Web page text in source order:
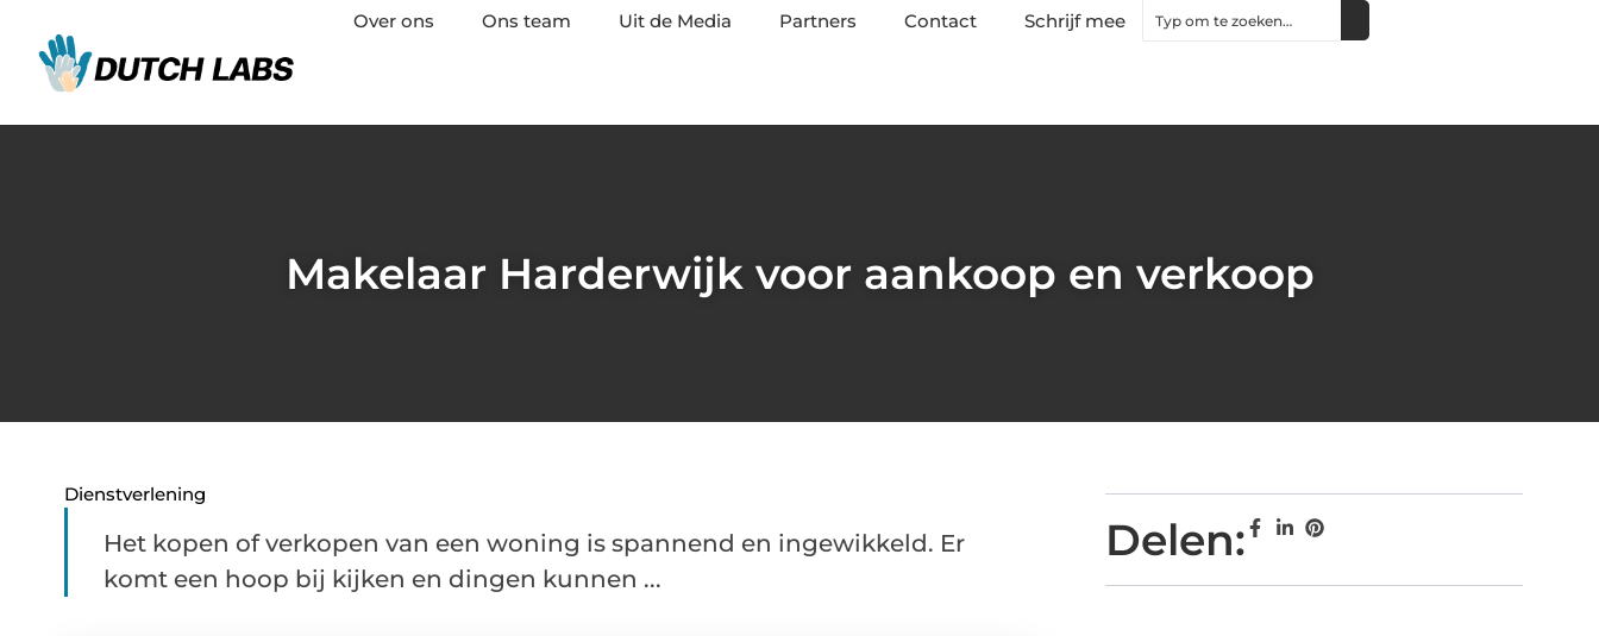
Over ons Ons team Uit de Media Partners Contact Schrijf mee
Makelaar Harderwijk voor aankoop en verkoop
Dienstverlening
Het kopen of verkopen van een woning is spannend en ingewikkeld. Er
komt een hoop bij kijken en dingen kunnen ...
Delen: